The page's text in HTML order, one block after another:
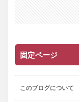
固定ページ
このブログについて